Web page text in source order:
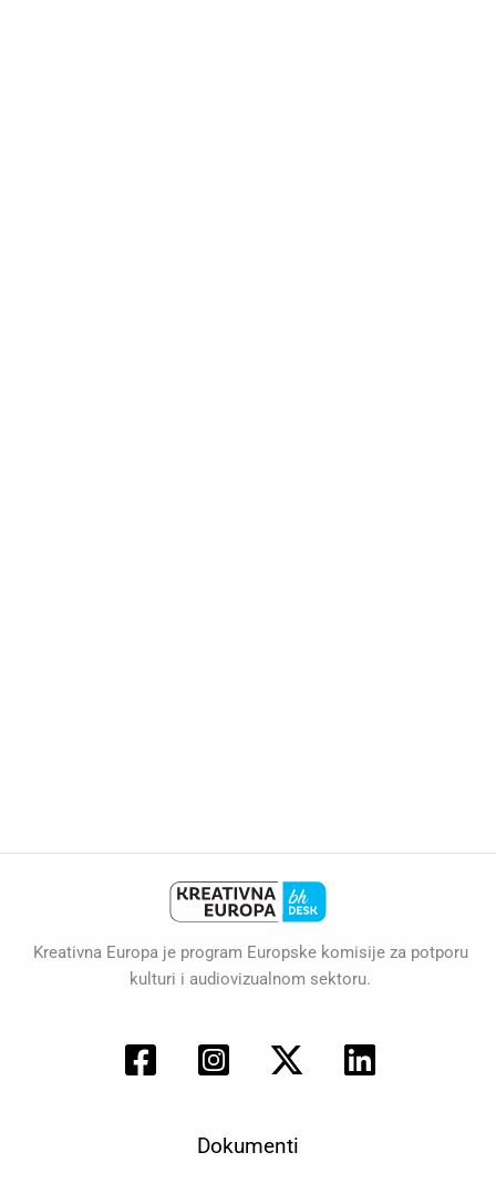
Kreativna Europa je program Europske komisije za potporu
kulturi i audiovizualnom sektoru.
Dokumenti